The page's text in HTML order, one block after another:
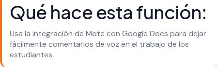
Qué hace esta función:
Usa la integración de Mote con Google Docs para dejar
fácilmente comentarios de voz en el trabajo de los
estudiantes